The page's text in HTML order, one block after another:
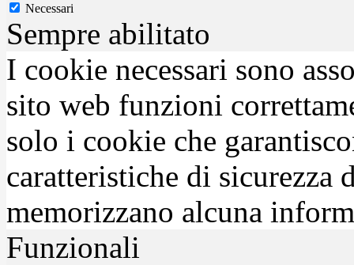
Necessari
Sempre abilitato
I cookie necessari sono
sito web funzioni
solo i cookie che
caratteristiche di sicurezza
memorizzano alcuna
Funzionali